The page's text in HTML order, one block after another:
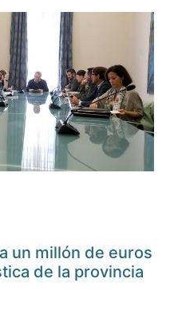
un millón de euros
de la provincia